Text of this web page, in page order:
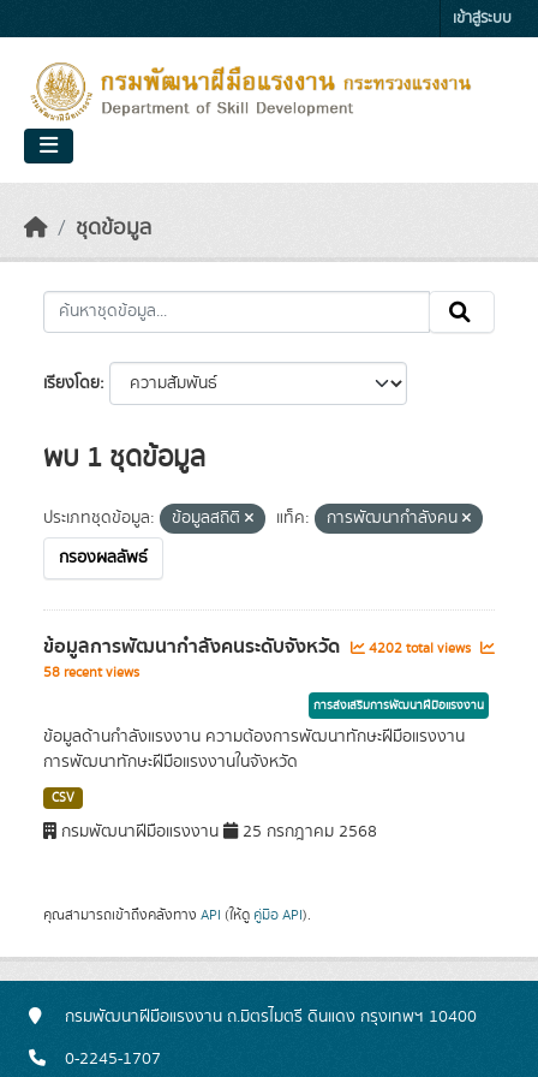
เข้าสู่ระบบ
ชุดข้อมูล
เรียงโดย
พบ 1 ชุดข้อมูล
ประเภทชุดข้อมูล: ข้อมูลสถิติ แท็ค:
การพัฒนากำลังคน
กรองผลลัพธ์
ข้อมูลการพัฒนากำลังคนระดับจังหวัด
4202 total views
58 recent views
การส่งเสริมการพัฒนาฝีมือแรงงาน
ข้อมูลด้านกำลังแรงงาน ความต้องการพัฒนาทักษะฝีมือแรงงาน
การพัฒนาทักษะฝีมือแรงงานในจังหวัด
CSV
กรมพัฒนาฝีมือแรงงาน 25 กรกฎาคม 2568
คุณสามารถเข้าถึงคลังทาง API (ให้ดู คู่มือ API).
กรมพัฒนาฝีมือแรงงาน ถ.มิตรไมตรี ดินแดง กรุงเทพฯ 10400
0-2245-1707